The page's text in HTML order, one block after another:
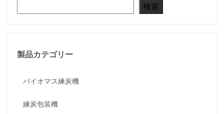
検索
製品カテゴリー
バイオマス練炭機
練炭包装機